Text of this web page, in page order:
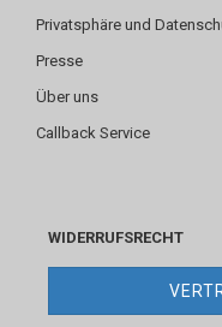
Privatsphäre und
Presse
Über uns
Callback Service
WIDERRUFSRECHT